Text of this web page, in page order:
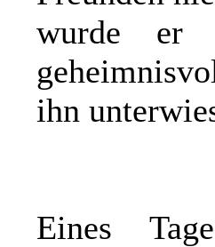
wurde er
ihn
Eines